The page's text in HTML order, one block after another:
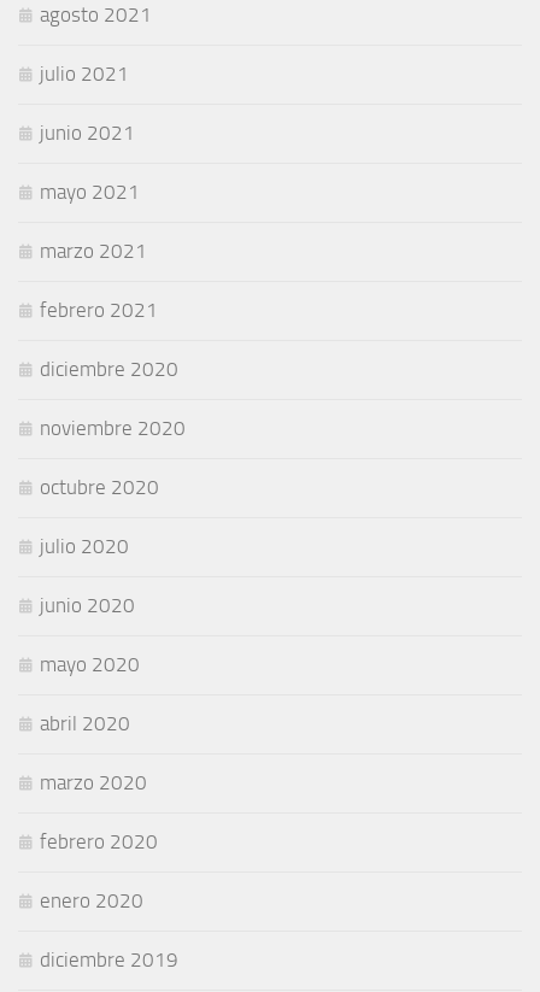
agosto 2021
julio 2021
junio 2021
mayo 2021
marzo 2021
febrero 2021
diciembre 2020
noviembre 2020
octubre 2020
julio 2020
junio 2020
mayo 2020
abril 2020
marzo 2020
febrero 2020
enero 2020
diciembre 2019